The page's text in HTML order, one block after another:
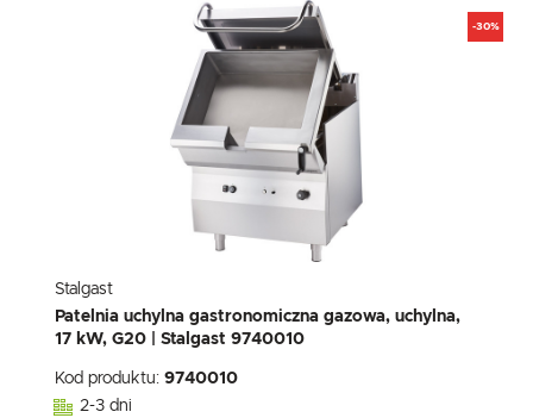
-30%
Stalgast
Patelnia uchylna gastronomiczna gazowa, uchylna,
17 kW, G20 | Stalgast 9740010
Kod produktu: 9740010
2-3 dni